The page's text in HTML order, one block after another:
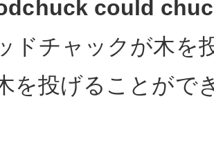
could
ドチャックが木を
を投げることがで